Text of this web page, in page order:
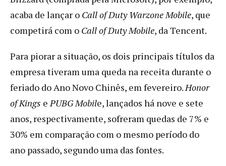
acaba de lançar o Call of Duty Warzone Mobile, que
competirá com o Call of Duty Mobile, da Tencent.
Para piorar a situação, os dois principais títulos da
empresa tiveram uma queda na receita durante o
feriado do Ano Novo Chinês, em fevereiro.Honor
of Kings ePUBG Mobile, lançados há nove e sete
anos, respectivamente, sofreram quedas de 7% e
30% em comparação com o mesmo período do
ano passado, segundo uma das fontes.